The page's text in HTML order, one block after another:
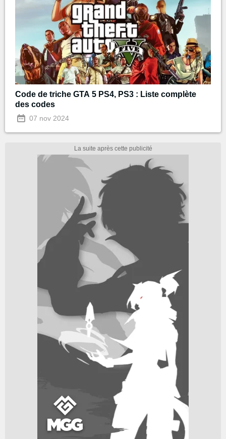
Code de triche GTA 5 PS4, PS3 : Liste complète
des codes
07 nov 2024